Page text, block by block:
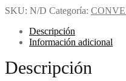
SKU: N/D Categoría:
Descripción
Información adicional
Descripción